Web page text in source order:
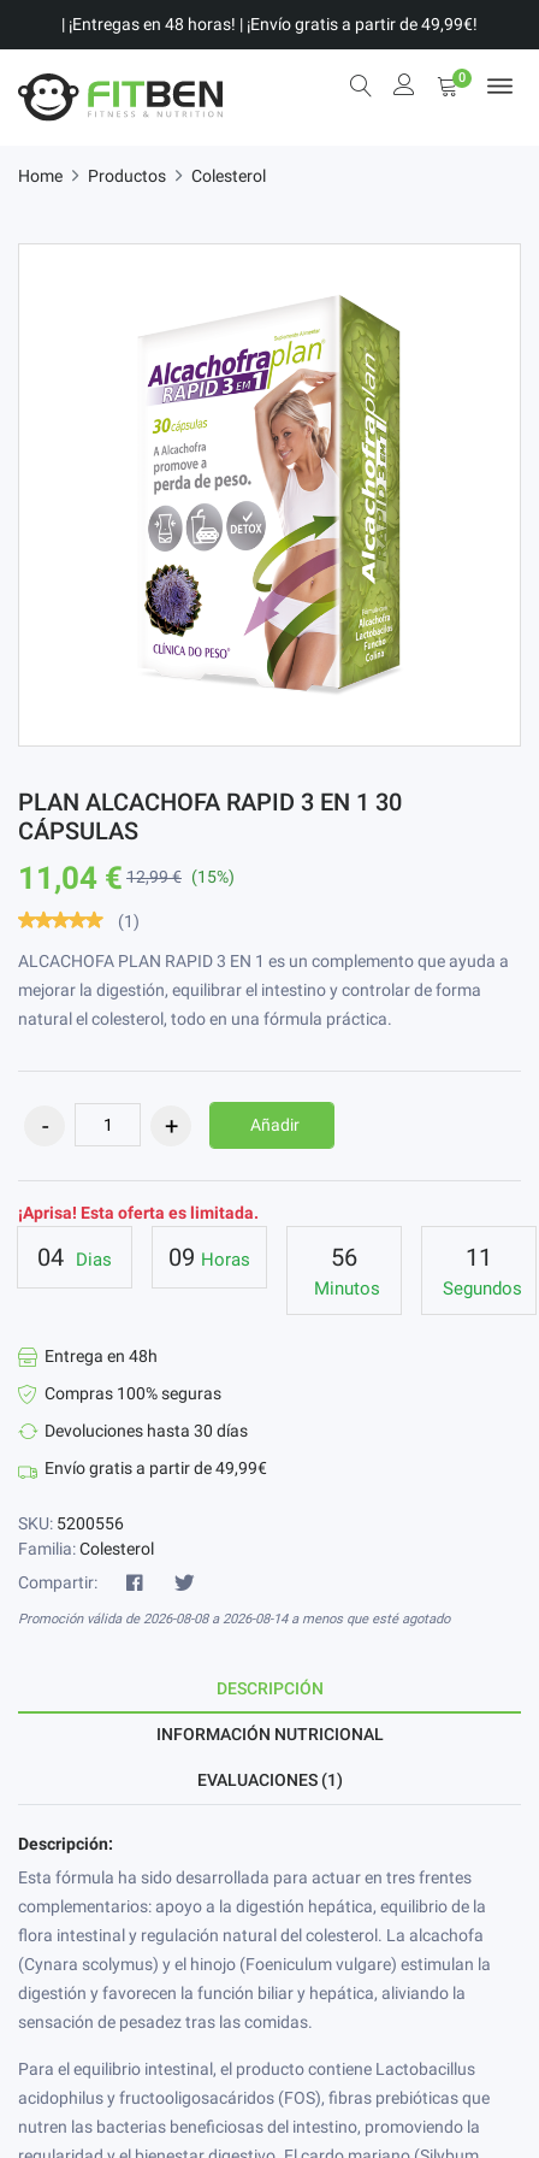
| ¡Entregas en 48 horas! | ¡Envío gratis a partir de 49,99€!
0
Home Productos Colesterol
PLAN ALCACHOFA RAPID 3 EN 1 30
CÁPSULAS
11,04 € 12,99 € (15%)
(1)
ALCACHOFA PLAN RAPID 3 EN 1 es un complemento que ayuda a
mejorar la digestión, equilibrar el intestino y controlar de forma
natural el colesterol, todo en una fórmula práctica.
Añadir
¡Aprisa! Esta oferta es limitada.
04 Dias 09 Horas 56
Minutos
11
Segundos
Entrega en 48h
Compras 100% seguras
Devoluciones hasta 30 días
Envío gratis a partir de 49,99€
SKU: 5200556
Familia:Colesterol
Compartir:
Promoción válida de 2026-08-08 a 2026-08-14 a menos que esté agotado
DESCRIPCIÓN
INFORMACIÓN NUTRICIONAL
EVALUACIONES (1)
Descripción:
Esta fórmula ha sido desarrollada para actuar en tres frentes
complementarios: apoyo a la digestión hepática, equilibrio de la
flora intestinal y regulación natural del colesterol. La alcachofa
(Cynara scolymus) y el hinojo (Foeniculum vulgare) estimulan la
digestión y favorecen la función biliar y hepática, aliviando la
sensación de pesadez tras las comidas.
Para el equilibrio intestinal, el producto contiene Lactobacillus
acidophilus y fructooligosacáridos (FOS), fibras prebióticas que
nutren las bacterias beneficiosas del intestino, promoviendo la